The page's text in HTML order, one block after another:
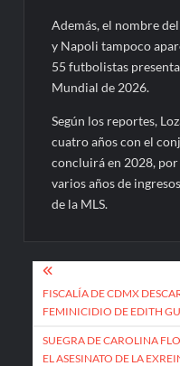
Además, el nombre
y Napoli tampoco
55 futbolistas
Mundial de 2026.
Según los reportes,
cuatro años con el
concluirá en 2028,
varios años de
de la MLS.
Navegación
de
entradas
FISCALÍA DE CDMX
FEMINICIDIO DE EDITH
SUEGRA DE CAROLINA
EL ASESINATO DE LA